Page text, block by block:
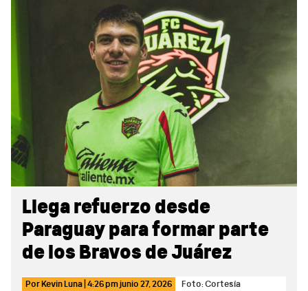
Llega refuerzo desde
Paraguay para formar parte
de los Bravos de Juárez
Por Kevin Luna 4:26 pmjunio 27, 2026 Foto: Cortesía